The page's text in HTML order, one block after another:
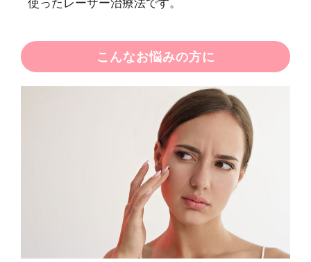
使ったレーザー治療法です。
こんなお悩みの方に